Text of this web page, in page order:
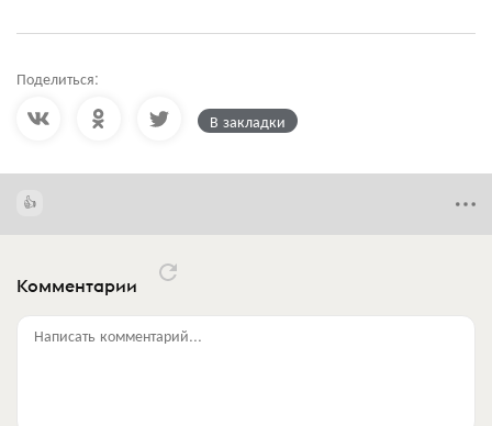
Поделиться:
В закладки
Комментарии
Написать комментарий...